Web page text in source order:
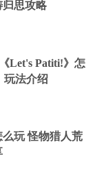
思攻略
Let's Patiti!》怎
玩法介绍
玩 怪物猎人荒